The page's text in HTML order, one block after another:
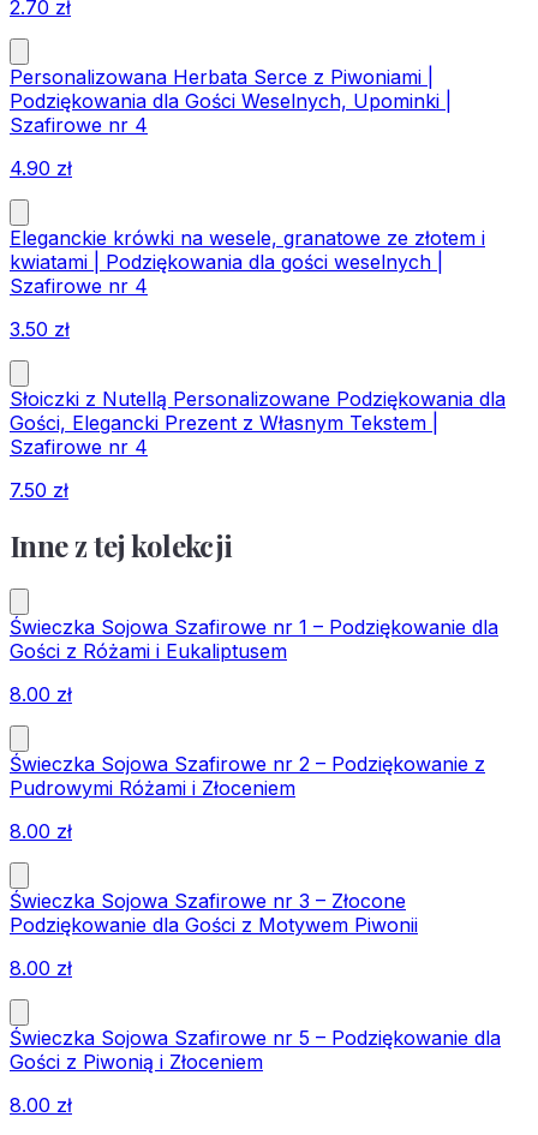
2.70 zł
Personalizowana Herbata Serce z Piwoniami |
Podziękowania dla Gości Weselnych, Upominki |
Szafirowe nr 4
4.90 zł
Eleganckie krówki na wesele, granatowe ze złotem i
kwiatami | Podziękowania dla gości weselnych |
Szafirowe nr 4
3.50 zł
Słoiczki z Nutellą Personalizowane Podziękowania dla
Gości, Elegancki Prezent z Własnym Tekstem |
Szafirowe nr 4
7.50 zł
Inne z tej kolekcji
Świeczka Sojowa Szafirowe nr 1 – Podziękowanie dla
Gości z Różami i Eukaliptusem
8.00 zł
Świeczka Sojowa Szafirowe nr 2 – Podziękowanie z
Pudrowymi Różami i Złoceniem
8.00 zł
Świeczka Sojowa Szafirowe nr 3 – Złocone
Podziękowanie dla Gości z Motywem Piwonii
8.00 zł
Świeczka Sojowa Szafirowe nr 5 – Podziękowanie dla
Gości z Piwonią i Złoceniem
8.00 zł